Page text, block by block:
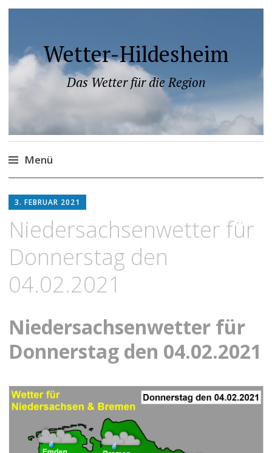
Wetter-Hildesheim
Das Wetter für die Region
Menü
Inhalt
3. FEBRUAR 2021
Niedersachsenwetter für
Donnerstag den
04.02.2021
Niedersachsenwetter für
Donnerstag den 04.02.2021